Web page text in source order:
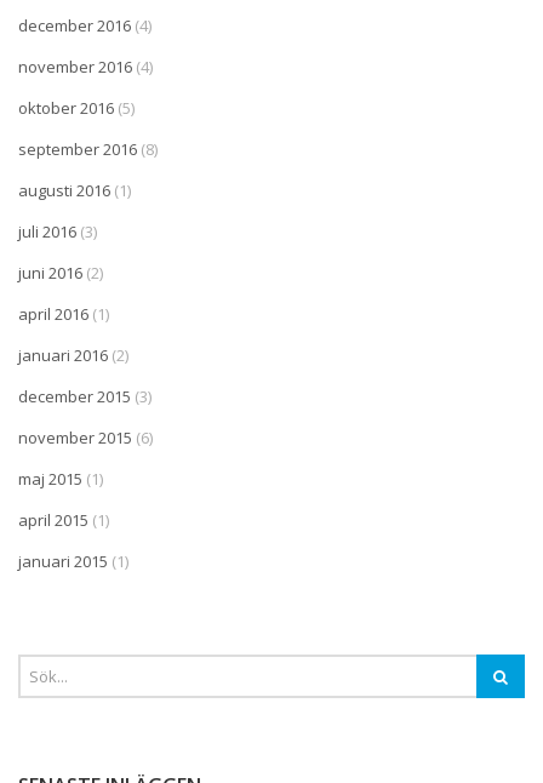
december 2016 (4)
november 2016 (4)
oktober 2016 (5)
september 2016 (8)
augusti 2016 (1)
juli 2016 (3)
juni 2016 (2)
april 2016 (1)
januari 2016 (2)
december 2015 (3)
november 2015 (6)
maj 2015 (1)
april 2015 (1)
januari 2015 (1)